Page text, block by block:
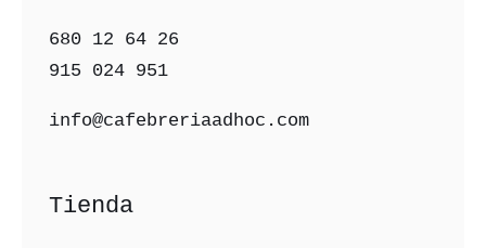
680 12 64 26‬
915 024 951‬
info@cafebreriaadhoc.com
Tienda